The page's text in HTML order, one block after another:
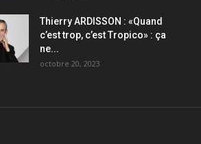
Thierry ARDISSON : «Quand
c’est trop, c’est Tropico» : ça
ne...
octobre 20, 2023